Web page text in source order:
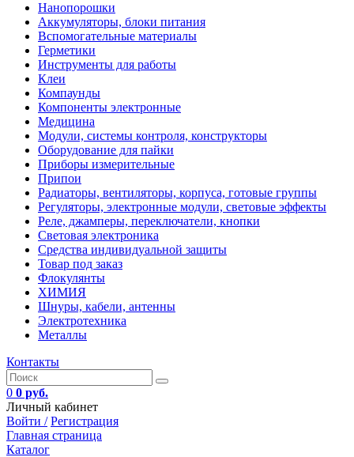
Нанопорошки
Аккумуляторы, блоки питания
Вспомогательные материалы
Герметики
Инструменты для работы
Клеи
Компаунды
Компоненты электронные
Медицина
Модули, системы контроля, конструкторы
Оборудование для пайки
Приборы измерительные
Припои
Радиаторы, вентиляторы, корпуса, готовые группы
Регуляторы, электронные модули, световые эффекты
Реле, джамперы, переключатели, кнопки
Световая электроника
Средства индивидуальной защиты
Товар под заказ
Флокулянты
ХИМИЯ
Шнуры, кабели, антенны
Электротехника
Металлы
Контакты
0 0 руб.
Личный кабинет
Войти / Регистрация
Главная страница
Каталог